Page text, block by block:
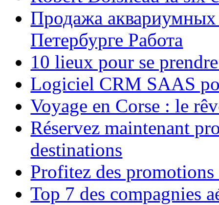
Продажа аквариумных
Петербурге Работа
10 lieux pour se
Logiciel CRM SAAS
Voyage en Corse : le
Réservez maintenant
destinations
Profitez des
Top 7 des compagnies